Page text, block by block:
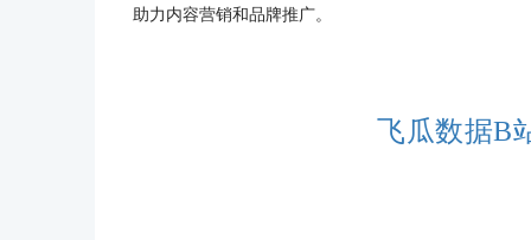
助力内容营销和品牌推广。
飞瓜数据